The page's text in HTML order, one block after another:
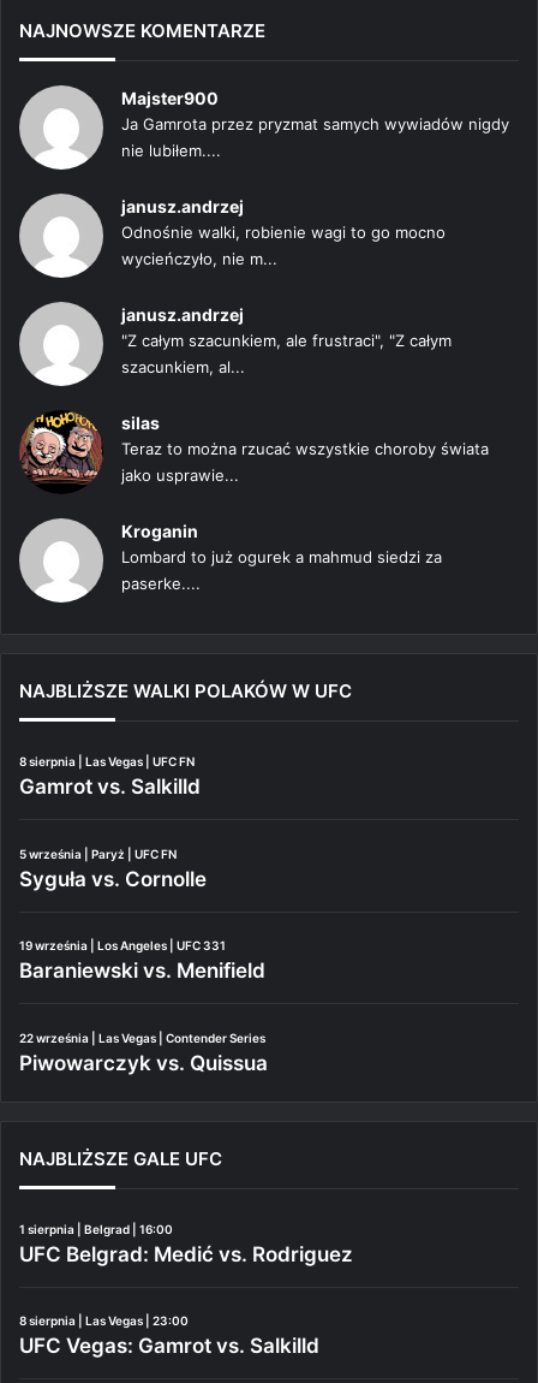
NAJNOWSZE KOMENTARZE
Majster900
Ja Gamrota przez pryzmat samych wywiadów nigdy
nie lubiłem....
janusz.andrzej
Odnośnie walki, robienie wagi to go mocno
wycieńczyło, nie m...
janusz.andrzej
"Z całym szacunkiem, ale frustraci", "Z całym
szacunkiem, al...
silas
Teraz to można rzucać wszystkie choroby świata
jako usprawie...
Kroganin
Lombard to już ogurek a mahmud siedzi za
paserke....
NAJBLIŻSZE WALKI POLAKÓW W UFC
8 sierpnia | Las Vegas | UFC FN
Gamrot vs. Salkilld
5 września | Paryż | UFC FN
Syguła vs. Cornolle
19 września | Los Angeles | UFC 331
Baraniewski vs. Menifield
22 września | Las Vegas | Contender Series
Piwowarczyk vs. Quissua
NAJBLIŻSZE GALE UFC
1 sierpnia | Belgrad | 16:00
UFC Belgrad: Medić vs. Rodriguez
8 sierpnia | Las Vegas | 23:00
UFC Vegas: Gamrot vs. Salkilld